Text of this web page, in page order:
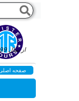
از سال 1999
صفحه